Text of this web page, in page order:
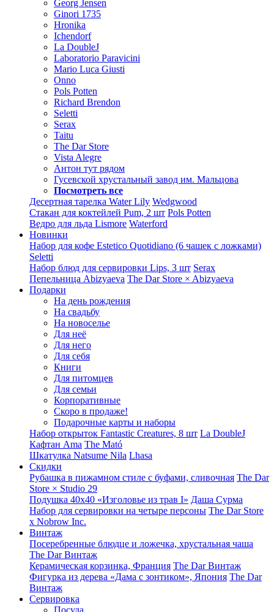
Georg Jensen
Ginori 1735
Hronika
Ichendorf
La DoubleJ
Laboratorio Paravicini
Mario Luca Giusti
Onno
Pols Potten
Richard Brendon
Seletti
Serax
Taitu
The Dar Store
Vista Alegre
Антон тут рядом
Гусевской хрустальный завод им. Мальцова
Посмотреть все
Десертная тарелка Water Lily Wedgwood
Стакан для коктейлей Pum, 2 шт Pols Potten
Ведро для льда Lismore Waterford
Новинки
Набор для кофе Estetico Quotidiano (6 чашек с ложками)
Seletti
Набор блюд для сервировки Lips, 3 шт Serax
Пепельница Abizyaeva The Dar Store × Abizyaeva
Подарки
На день рождения
На свадьбу
На новоселье
Для неё
Для него
Для себя
Книги
Для питомцев
Для семьи
Корпоративные
Скоро в продаже!
Подарочные карты и наборы
Набор открыток Fantastic Creatures, 8 шт La DoubleJ
Кафтан Ama The Mató
Шкатулка Natsume Nila Lhasa
Скидки
Рубашка в пижамном стиле с буфами, сливочная The Dar
Store × Studio 29
Подушка 40x40 «Изголовье из трав I» Даша Сурма
Набор для сервировки на четыре персоны The Dar Store
х Nobrow Inc.
Винтаж
Посеребренные блюдце и ложечка, хрустальная чаша
The Dar Винтаж
Керамическая корзинка, Франция The Dar Винтаж
Фигурка из дерева «Дама с зонтиком», Япония The Dar
Винтаж
Сервировка
Посуда